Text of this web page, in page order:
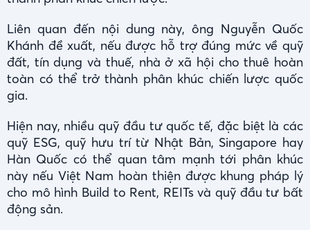
Liên quan đến nội dung này, ông Nguyễn Quốc
Khánh đề xuất, nếu được hỗ trợ đúng mức về quỹ
đất, tín dụng và thuế, nhà ở xã hội cho thuê hoàn
toàn có thể trở thành phân khúc chiến lược quốc
gia.
Hiện nay, nhiều quỹ đầu tư quốc tế, đặc biệt là các
quỹ ESG, quỹ hưu trí từ Nhật Bản, Singapore hay
Hàn Quốc có thể quan tâm mạnh tới phân khúc
này nếu Việt Nam hoàn thiện được khung pháp lý
cho mô hình Build to Rent, REITs và quỹ đầu tư bất
động sản.